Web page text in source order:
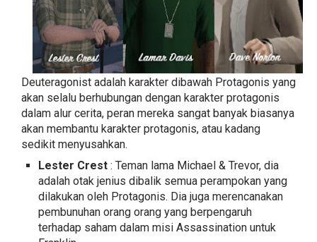
Deuteragonist adalah karakter dibawah Protagonis yang
akan selalu berhubungan dengan karakter protagonis
dalam alur cerita, peran mereka sangat banyak biasanya
akan membantu karakter protagonis, atau kadang
sedikit menyusahkan.
Lester Crest : Teman lama Michael & Trevor, dia
adalah otak jenius dibalik semua perampokan yang
dilakukan oleh Protagonis. Dia juga merencanakan
pembunuhan orang orang yang berpengaruh
terhadap saham dalam misi Assassination untuk